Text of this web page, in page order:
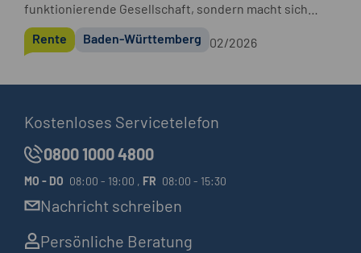
funktionierende Gesellschaft, sondern macht sich
auch auf dem Rentenkonto bemerkbar.
Rente Baden-Württemberg 02/2026
Kostenloses Servicetelefon
0800 1000 4800
MO - DO 08:00 - 19:00 , FR 08:00 - 15:30
Nachricht schreiben
Persönliche Beratung